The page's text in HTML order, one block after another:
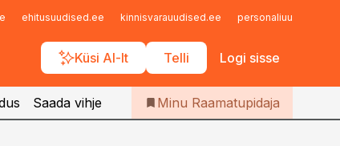
ehitusuudised.ee kinnisvarauudised.ee personaliuudised.ee
Küsi AI-lt Telli Logi sisse
Iseteenindus
Telli Raamatupidaja
Saada vihje Minu Raamatupidaja